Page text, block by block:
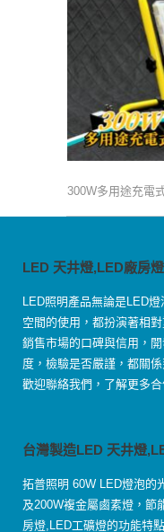
300W多用途充電
LED 天井燈,LED廠房
LED照明產品無論是LED
空間的使用，都扮演著相
銷售市場的口碑與信用，
度，檢驗是否嚴謹，都關
歡迎聯絡我們，了解更多合
台灣製造LED 天井燈
拓普照明 60W LED燈泡的
及200W複金屬鹵素燈，節
房燈,LED工礦燈的功能特